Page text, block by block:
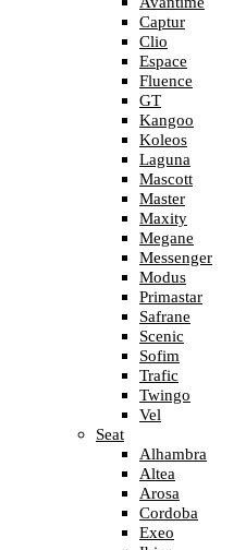
Captur
Clio
Espace
Fluence
GT
Kangoo
Koleos
Laguna
Mascott
Master
Maxity
Megane
Messenger
Modus
Primastar
Safrane
Scenic
Sofim
Trafic
Twingo
Vel
Seat
Alhambra
Altea
Arosa
Cordoba
Exeo